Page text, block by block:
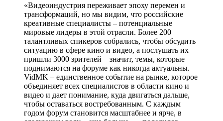
«Видеоиндустрия переживает эпоху перемен и
трансформаций, но мы видим, что российские
креативные специалисты – потенциальные
мировые лидеры в этой отрасли. Более 200
талантливых спикеров собрались, чтобы обсудить
ситуацию в сфере кино и видео, а послушать их
пришли 3000 зрителей – значит, темы, которые
поднимаются на форуме как никогда актуальны.
VidMK – единственное событие на рынке, которое
объединяет всех специалистов в области кино и
видео и дает понимание, куда двигаться дальше,
чтобы оставаться востребованным. С каждым
годом форум становится масштабнее и ярче, в